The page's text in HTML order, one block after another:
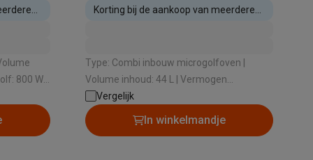
800 W |
Korting bij de aankoop van meerdere
Type: Combi inbouw microgolfoven |
Volume inhoud: 44 L | Vermogen
microgolf: 900 W | Draaischotel: Ja |
Nishoogte: 452 mm
Vergelijk
In winkelmandje